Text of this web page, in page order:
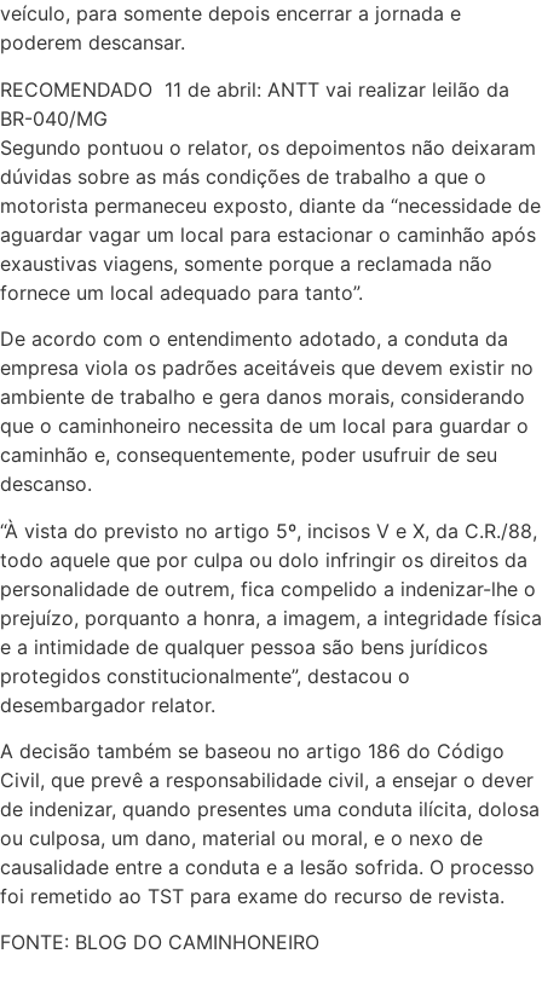
veículo, para somente depois encerrar a jornada e
poderem descansar.
RECOMENDADO 11 de abril: ANTT vai realizar leilão da
BR-040/MG
Segundo pontuou o relator, os depoimentos não deixaram
dúvidas sobre as más condições de trabalho a que o
motorista permaneceu exposto, diante da “necessidade de
aguardar vagar um local para estacionar o caminhão após
exaustivas viagens, somente porque a reclamada não
fornece um local adequado para tanto”.
De acordo com o entendimento adotado, a conduta da
empresa viola os padrões aceitáveis que devem existir no
ambiente de trabalho e gera danos morais, considerando
que o caminhoneiro necessita de um local para guardar o
caminhão e, consequentemente, poder usufruir de seu
descanso.
“À vista do previsto no artigo 5º, incisos V e X, da C.R./88,
todo aquele que por culpa ou dolo infringir os direitos da
personalidade de outrem, fica compelido a indenizar-lhe o
prejuízo, porquanto a honra, a imagem, a integridade física
e a intimidade de qualquer pessoa são bens jurídicos
protegidos constitucionalmente”, destacou o
desembargador relator.
A decisão também se baseou no artigo 186 do Código
Civil, que prevê a responsabilidade civil, a ensejar o dever
de indenizar, quando presentes uma conduta ilícita, dolosa
ou culposa, um dano, material ou moral, e o nexo de
causalidade entre a conduta e a lesão sofrida. O processo
foi remetido ao TST para exame do recurso de revista.
FONTE: BLOG DO CAMINHONEIRO